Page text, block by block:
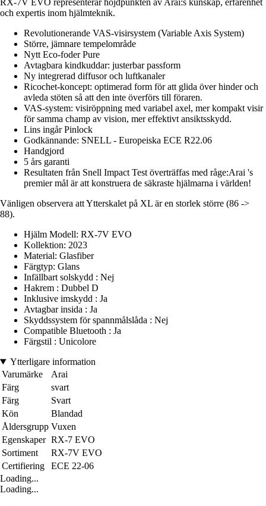
RX-7V EVO representerar höjdpunkten av Arai:s kunskap, erfarenhet
och expertis inom hjälmteknik.
Revolutionerande VAS-visirsystem (Variable Axis System)
Större, jämnare tempelområde
Nytt Eco-foder Pure
Avtagbara kindkuddar: justerbar passform
Ny integrerad diffusor och luftkanaler
Ricochet-koncept: optimerad form för att glida över hinder och
avleda stöten så att den inte överförs till föraren.
VAS-system: visiröppning med variabel axel, mer kompakt visir
för samma champ av vision, mer effektivt ansiktsskydd.
Lins ingår Pinlock
Godkännande: SNELL - Europeiska ECE R22.06
Handgjord
5 års garanti
Resultaten från Snell Impact Test överträffas med råge:Arai 's
premier mål är att konstruera de säkraste hjälmarna i världen!
Vänligen observera att Ytterskalet på XL är en storlek större (86 ->
88).
Hjälm Modell: RX-7V EVO
Kollektion: 2023
Material: Glasfiber
Färgtyp: Glans
Infällbart solskydd : Nej
Hakrem : Dubbel D
Inklusive imskydd : Ja
Avtagbar insida : Ja
Skyddssystem för spannmålslåda : Nej
Compatible Bluetooth : Ja
Färgstil : Unicolore
Ytterligare information
Varumärke
Arai
Färg
svart
Färg
Svart
Kön
Blandad
Åldersgrupp Vuxen
Egenskaper RX-7 EVO
Sortiment
RX-7V EVO
Certifiering
ECE 22-06
Loading...
Loading...